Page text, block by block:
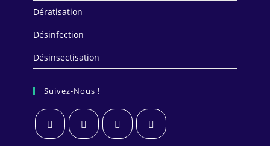
Dératisation
Désinfection
Désinsectisation
Suivez-Nous !